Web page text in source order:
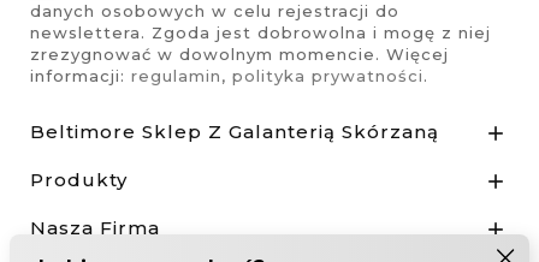
danych osobowych w celu rejestracji do
newslettera. Zgoda jest dobrowolna i mogę z niej
zrezygnować w dowolnym momencie. Więcej
informacji: regulamin, polityka prywatności.
Beltimore Sklep Z Galanterią Skórzaną 
Produkty 
Nasza Firma 